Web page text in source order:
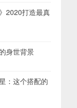
2020打造最真
身世背景
：这个搭配的